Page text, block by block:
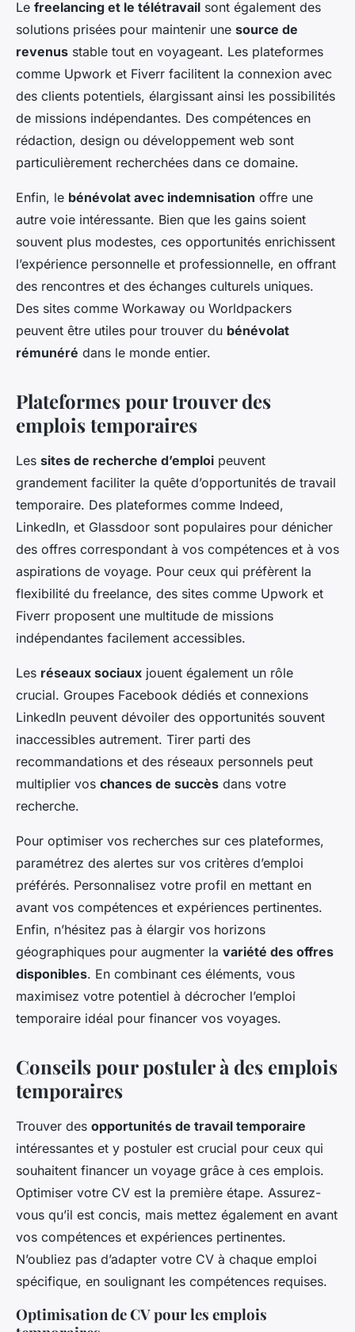
Le freelancing et le télétravail sont également des
solutions prisées pour maintenir une source de
revenus stable tout en voyageant. Les plateformes
comme Upwork et Fiverr facilitent la connexion avec
des clients potentiels, élargissant ainsi les possibilités
de missions indépendantes. Des compétences en
rédaction, design ou développement web sont
particulièrement recherchées dans ce domaine.
Enfin, le bénévolat avec indemnisation offre une
autre voie intéressante. Bien que les gains soient
souvent plus modestes, ces opportunités enrichissent
l’expérience personnelle et professionnelle, en offrant
des rencontres et des échanges culturels uniques.
Des sites comme Workaway ou Worldpackers
peuvent être utiles pour trouver du bénévolat
rémunéré dans le monde entier.
Plateformes pour trouver des
emplois temporaires
Les sites de recherche d’emploi peuvent
grandement faciliter la quête d’opportunités de travail
temporaire. Des plateformes comme Indeed,
LinkedIn, et Glassdoor sont populaires pour dénicher
des offres correspondant à vos compétences et à vos
aspirations de voyage. Pour ceux qui préfèrent la
flexibilité du freelance, des sites comme Upwork et
Fiverr proposent une multitude de missions
indépendantes facilement accessibles.
Les réseaux sociaux jouent également un rôle
crucial. Groupes Facebook dédiés et connexions
LinkedIn peuvent dévoiler des opportunités souvent
inaccessibles autrement. Tirer parti des
recommandations et des réseaux personnels peut
multiplier vos chances de succès dans votre
recherche.
Pour optimiser vos recherches sur ces plateformes,
paramétrez des alertes sur vos critères d’emploi
préférés. Personnalisez votre profil en mettant en
avant vos compétences et expériences pertinentes.
Enfin, n’hésitez pas à élargir vos horizons
géographiques pour augmenter la variété des offres
disponibles. En combinant ces éléments, vous
maximisez votre potentiel à décrocher l’emploi
temporaire idéal pour financer vos voyages.
Conseils pour postuler à des emplois
temporaires
Trouver des opportunités de travail temporaire
intéressantes et y postuler est crucial pour ceux qui
souhaitent financer un voyage grâce à ces emplois.
Optimiser votre CV est la première étape. Assurez-
vous qu’il est concis, mais mettez également en avant
vos compétences et expériences pertinentes.
N’oubliez pas d’adapter votre CV à chaque emploi
spécifique, en soulignant les compétences requises.
Optimisation de CV pour les emplois